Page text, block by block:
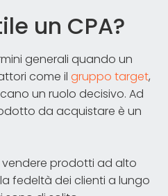
un CPA?
generali quando un
come il gruppo target,
un ruolo decisivo. Ad
da acquistare è un
vendere prodotti ad alto
fedeltà dei clienti a lungo